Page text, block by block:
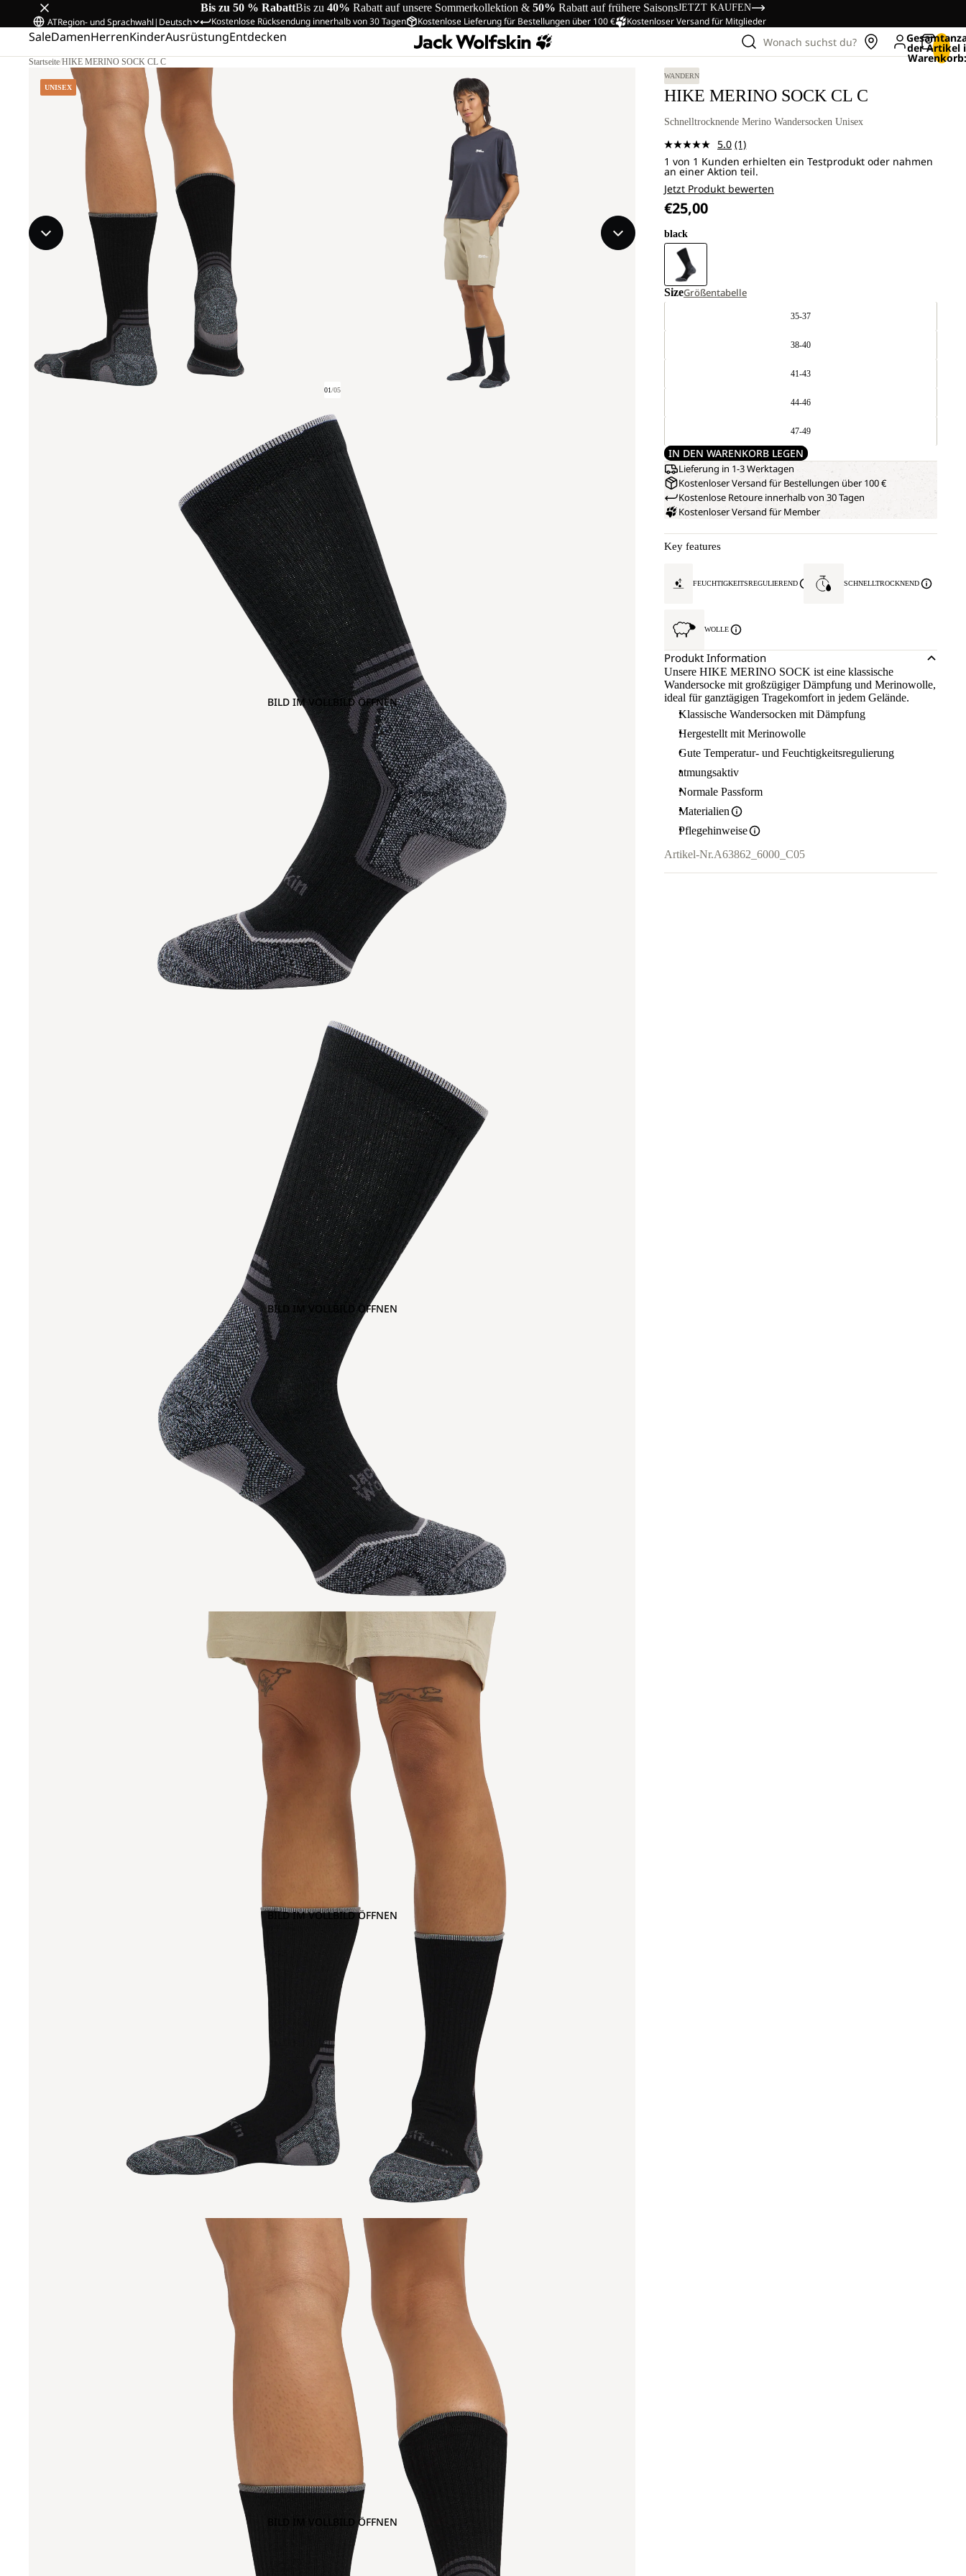
Bis zu 50 % RabattBis zu 40% Rabatt auf unsere Sommerkollektion & 50% Rabatt auf frühere SaisonsJETZT KAUFEN
Kostenlose Rücksendung innerhalb von 30 Tagen Kostenlose Lieferung für Bestellungen über 100 € Kostenloser Versand für Mitglieder
ATRegion- und Sprachwahl| Deutsch
SaleDamenHerrenKinderAusrüstungEntdecken Wonach suchst du? der Artikel
Startseite/HIKE MERINO SOCK CL C
UNISEX
01/05
BILD IM VOLLBILD ÖFFNEN
BILD IM VOLLBILD ÖFFNEN
BILD IM VOLLBILD ÖFFNEN
BILD IM VOLLBILD ÖFFNEN
WANDERN
HIKE MERINO SOCK CL C
Schnelltrocknende Merino Wandersocken Unisex
5.0 Bewertung
lesen.
Link
auf
derselben
(1)
1 von 1 Kunden erhielten ein Testprodukt oder nahmen
an einer Aktion teil.
Jetzt Produkt bewerten
€25,00
black
SizeGrößentabelle
35-37
38-40
41-43
44-46
47-49
IN DEN WARENKORB LEGEN
Lieferung in 1-3 Werktagen
Kostenloser Versand für Bestellungen über 100 €
Kostenlose Retoure innerhalb von 30 Tagen
Kostenloser Versand für Member
Key features
FEUCHTIGKEITSREGULIEREND SCHNELLTROCKNEND
WOLLE
Produkt Information
Unsere HIKE MERINO SOCK ist eine klassische
Wandersocke mit großzügiger Dämpfung und Merinowolle,
ideal für ganztägigen Tragekomfort in jedem Gelände.
Klassische Wandersocken mit Dämpfung
Hergestellt mit Merinowolle
Gute Temperatur- und Feuchtigkeitsregulierung
atmungsaktiv
Normale Passform
Materialien
Pflegehinweise
Artikel-Nr.A63862_6000_C05